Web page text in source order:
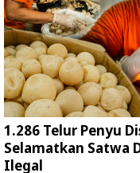
1.286 Telur Penyu
Selamatkan Satwa
Ilegal